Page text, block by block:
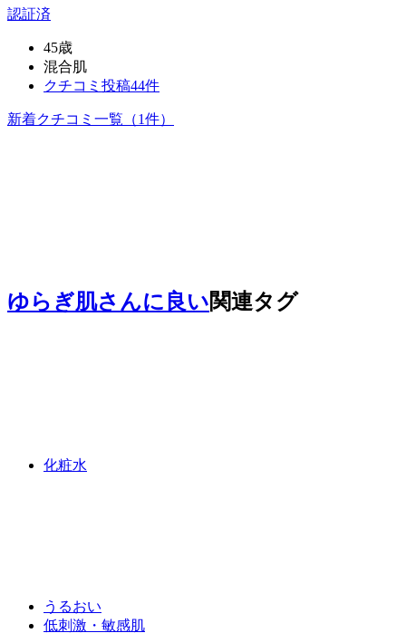
認証済
45歳
混合肌
クチコミ投稿44件
新着クチコミ一覧 （1件）
ゆらぎ肌さんに良い関連タグ
化粧水
うるおい
低刺激・敏感肌